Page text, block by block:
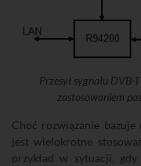
Przesył sygnału
zastosowaniem
Choć rozwiązanie
jest wielokrotne
przykład w sytuacji,